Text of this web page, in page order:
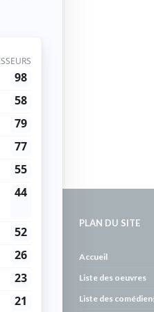
PLAN DU SITE
Accueil
Liste des oeuvres
Liste des